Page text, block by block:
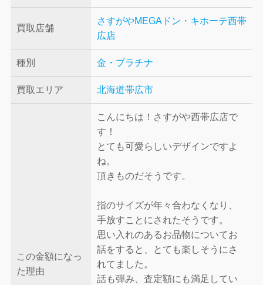
買取店舗
さすがやMEGAドン・キホーテ西帯
広店
種別 金・プラチナ
買取エリア 北海道帯広市
この金額になっ
た理由
こんにちは！さすがや西帯広店で
す！
とても可愛らしいデザインですよ
ね。
頂きものだそうです。
指のサイズが年々合わなくなり、
手放すことにされたそうです。
思い入れのあるお品物についてお
話をすると、とても楽しそうにさ
れてました。
話も弾み、査定額にも満足してい